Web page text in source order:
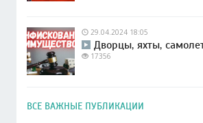
29.04.2024 18:05
Дворцы, яхты,
17356
ВСЕ ВАЖНЫЕ ПУБЛИКАЦИИ